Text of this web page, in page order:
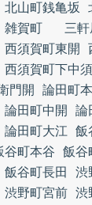
北山町銭亀坂
雑賀町 三
西須賀町東開
西須賀町下中須
門開
論田町
論田町中開
論
論田町大江
飯
谷町本谷 飯谷
飯谷町長田
渋
渋野町宮前 渋